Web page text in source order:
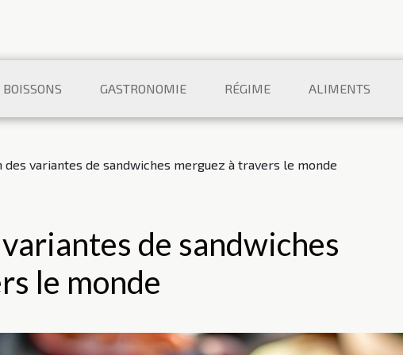
BOISSONS GASTRONOMIE RÉGIME ALIMENTS
des variantes de sandwiches merguez à travers le monde
de sandwiches
le monde